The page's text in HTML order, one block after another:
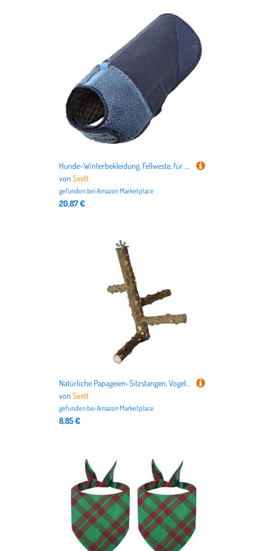
Hunde-Winterbekleidung, Fellweste, für drinnen und draußen, Kleidung, Sweatshirt, Outfit, Winterbekleidung, Spazierengehen, Camping, Haustier-Weihnachtskleidung
vonSxett
gefunden beiAmazon Marketplace
20,87 €
Natürliche Papageien-Sitzstangen, Vogelständer-Stangen, Klettern, Stehende Äste, Spielzeug zum Kauen und Spielen, kaubares Papageien-Zubehör
vonSxett
gefunden beiAmazon Marketplace
8,85 €